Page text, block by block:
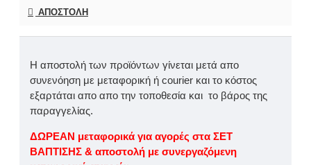
ΑΠΟΣΤΟΛΉ
Η αποστολή των προϊόντων γίνεται μετά απο
συνενόηση με μεταφορική ή courier και το κόστος
εξαρτάται απο απο την τοποθεσία και το βάρος της
παραγγελίας.
ΔΩΡΕΑΝ μεταφορικά για αγορές στα ΣΕΤ
ΒΑΠΤΙΣΗΣ & αποστολή με συνεργαζόμενη